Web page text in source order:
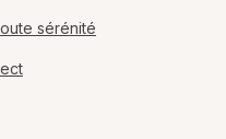
sérénité